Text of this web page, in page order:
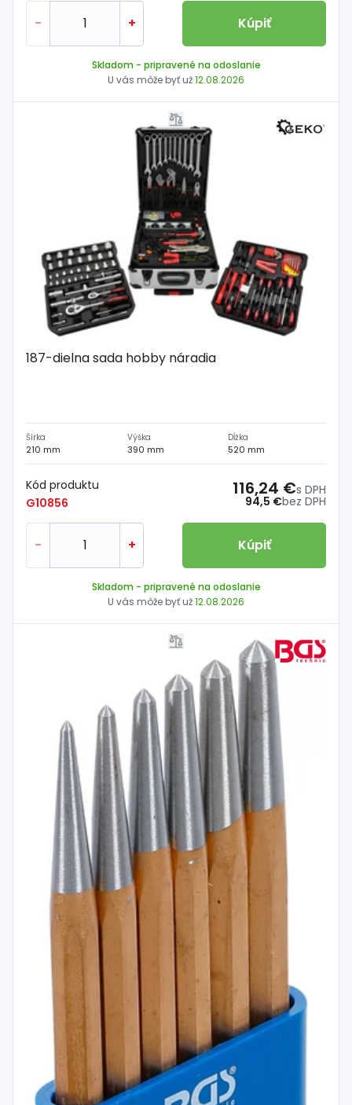
- + Kúpiť
Skladom - pripravené na odoslanie
U vás môže byť už12.08.2026
187-dielna sada hobby náradia
Šírka
210 mm
Výška
390 mm
Dĺžka
520 mm
Kód produktu
G10856
94,5 €bez DPH
116,24 €s DPH
- + Kúpiť
Skladom - pripravené na odoslanie
U vás môže byť už12.08.2026